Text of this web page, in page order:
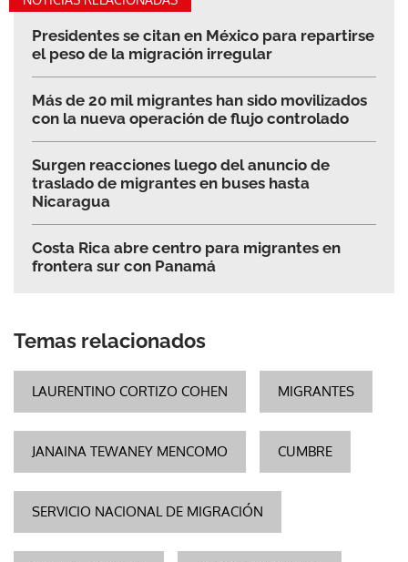
Presidentes se citan en México para repartirse
el peso de la migración irregular
Más de 20 mil migrantes han sido movilizados
con la nueva operación de flujo controlado
Surgen reacciones luego del anuncio de
traslado de migrantes en buses hasta
Nicaragua
Costa Rica abre centro para migrantes en
frontera sur con Panamá
Temas relacionados
LAURENTINO CORTIZO COHEN MIGRANTES
JANAINA TEWANEY MENCOMO CUMBRE
SERVICIO NACIONAL DE MIGRACIÓN